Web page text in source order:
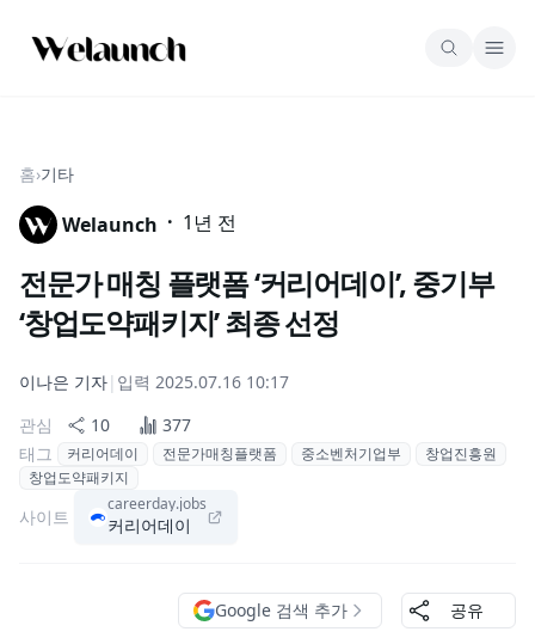
홈›기타
Welaunch · 1년 전
전문가 매칭 플랫폼 ‘커리어데이’, 중기부
‘창업도약패키지’ 최종 선정
이나은 기자| 입력 2025.07.16 10:17
관심
10
377
태그
커리어데이 전문가매칭플랫폼 중소벤처기업부
창업진흥원
창업도약패키지
사이트
careerday.jobs
커리어데이
Google 검색 추가 공유